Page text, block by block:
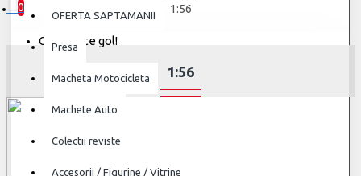
0
Coșul este gol!
OFERTA SAPTAMANII
Presa
Macheta Motocicleta
Machete Auto
Colectii reviste
Accesorii / Figurine / Vitrine
1:56
1:56